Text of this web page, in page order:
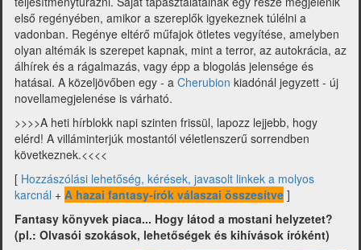
első regényében, amikor a szereplők igyekeznek túlélni a
vadonban. Regénye eltérő műfajok ötletes vegyítése, amelyben
olyan altémák is szerepet kapnak, mint a terror, az autokrácia, az
álhírek és a rágalmazás, vagy épp a blogolás jelensége és
hatásai. A közeljövőben egy - a Cherubion kiadónál jegyzett - új
novellamegjelenése is várható.
>>>>A heti hírblokk napi szinten frissül, lapozz lejjebb, hogy
elérd! A villáminterjúk mostantól véletlenszerű sorrendben
következnek.<<<<
[ Hozzászólási lehetőség, kérések, javasolt linkek a molyos
karcnál + A hazai fantasy-írók válaszai összesítve ]
Fantasy könyvek piaca... Hogy látod a mostani helyzetet?
(pl.: Olvasói szokások, lehetőségek és kihívások íróként)